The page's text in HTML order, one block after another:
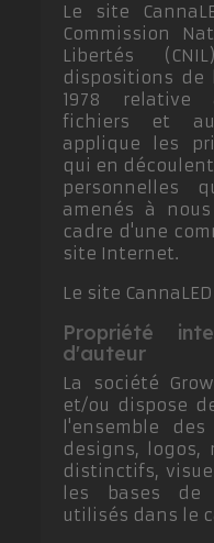
Le site
Commission
Libertés
dispositions de
1978 relative
fichiers et
applique les
qui en
personnelles
amenés à
cadre d'une
site Internet.
Le site
Propriété
d'auteur
La société
et/ou dispose
l'ensemble
designs, logos,
distinctifs,
les bases de
utilisés dans le